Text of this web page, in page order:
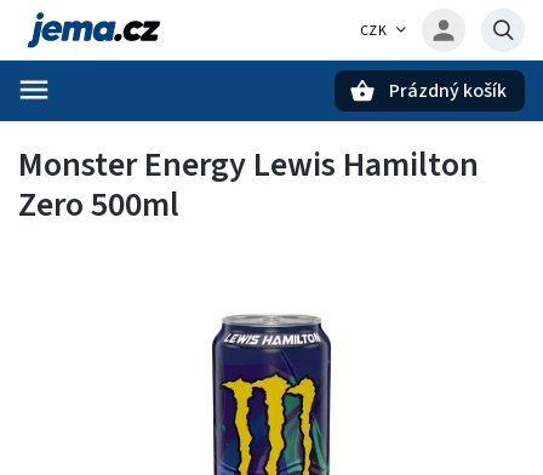
CZK
Prázdný košík
Monster Energy Lewis Hamilton
Zero 500ml